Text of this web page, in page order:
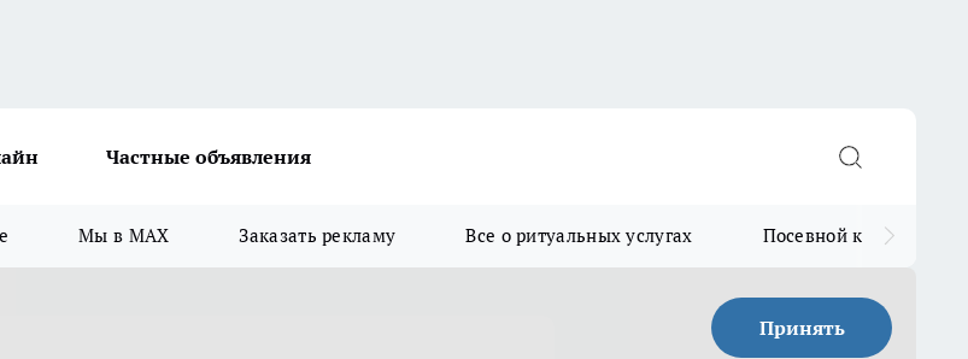
Частные объявления
Мы в MAX Заказать рекламу Все о ритуальных услугах Посевной календарь
Принять